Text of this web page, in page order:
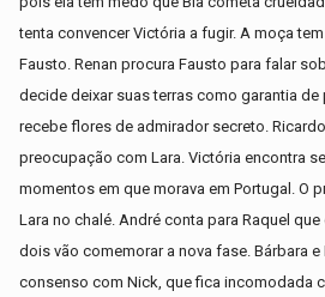
tenta convencer Victória a fugir. A moça
Fausto. Renan procura Fausto para falar
decide deixar suas terras como garantia de
recebe flores de admirador secreto.
preocupação com Lara. Victória encontra
momentos em que morava em Portugal. O
Lara no chalé. André conta para Raquel
dois vão comemorar a nova fase. Bárbara e
consenso com Nick, que fica incomodada